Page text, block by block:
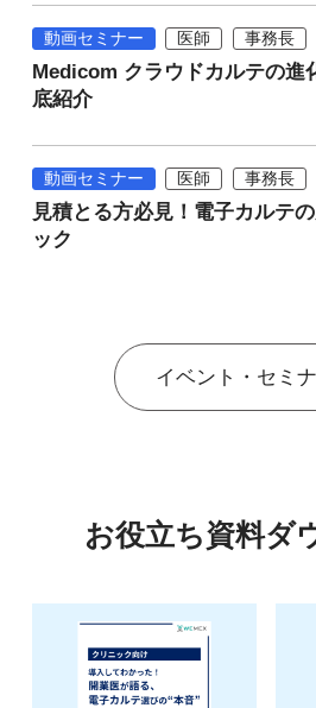
動画セミナー 医師 事務長
Medicom クラウドカルテの進
底紹介
動画セミナー 医師 事務長
見積とる方必見！電子カルテ
ック
イベント・セミ
お役立ち資料ダ